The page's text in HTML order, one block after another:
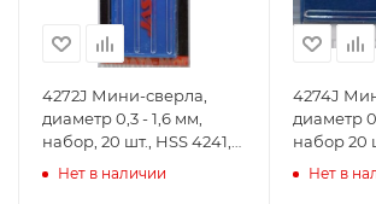
4272J Мини-сверла,
диаметр 0,3 - 1,6 мм,
набор, 20 шт., HSS 4241,
нитрид-титановое
Нет в наличии
4274J
диаметр
набор 20
нитрид-
Нет в